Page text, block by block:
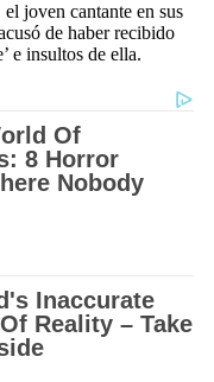
joven cantante en sus
de haber recibido
e insultos de ella.